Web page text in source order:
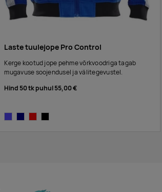
Laste tuulejope Pro Control
Kerge kootud jope pehme võrkvoodriga tagab
mugavuse soojendusel ja välitegevustel.
Hind 50 tk puhul55,00 €